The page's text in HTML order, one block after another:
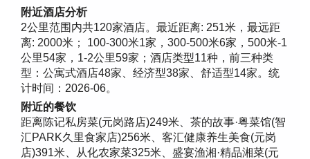
附近酒店分析
2公里范围内共120家酒店。最近距离: 251米，最远距
离: 2000米； 100-300米1家，300-500米6家，500米-1
公里54家，1-2公里59家；酒店类型11种，前三种类
型：公寓式酒店48家、经济型38家、舒适型14家。统
计时间：2026-06。
附近的餐饮
距离陈记私房菜(元岗路店)249米、茶的故事·粤菜馆(智
汇PARK久里食家店)256米、客汇健康养生美食(元岗
店)391米、从化农家菜325米、盛宴渔湘·精品湘菜(元